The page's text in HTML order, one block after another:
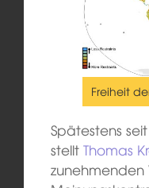
Freiheit
Spätestens
stellt Thomas
zunehmenden